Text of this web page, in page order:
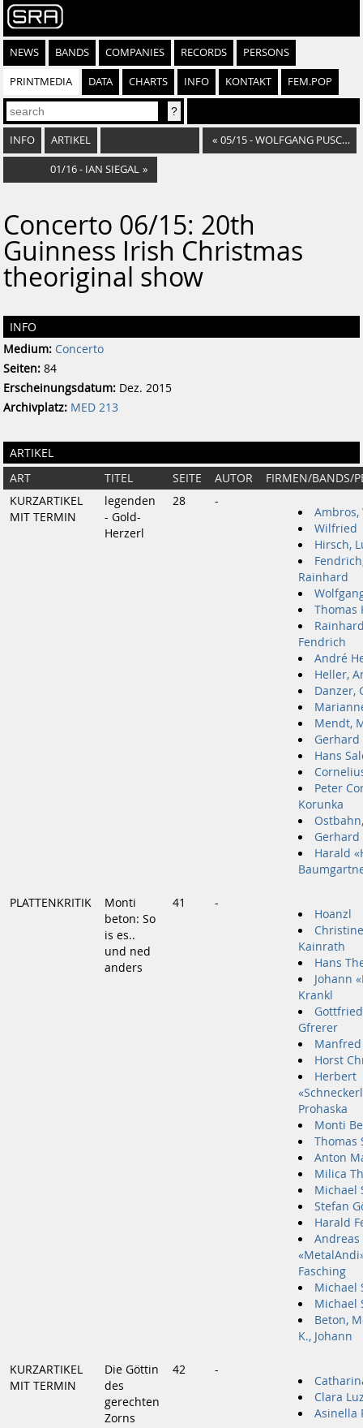
NEWS BANDS COMPANIES RECORDS PERSONS
PRINTMEDIA DATA CHARTS INFO KONTAKT FEM.POP
INFO ARTIKEL « 05/15 - WOLFGANG PUSCHNIG
01/16 - IAN SIEGAL »
Concerto 06/15: 20th
Guinness Irish Christmas
theoriginal show
INFO
Medium: Concerto
Seiten: 84
Erscheinungsdatum: Dez. 2015
Archivplatz: MED 213
ARTIKEL
ART TITEL SEITE AUTOR
FIRMEN/BANDS/
KURZARTIKEL
MIT TERMIN
legenden
- Gold-
Herzerl
28 -
Ambros,
Wilfried
Hirsch,
Rainhard
Thomas
Fendrich
André
Heller,
Danzer,
Mendt,
Hans
Peter
Korunka
Gerhard
Harald
PLATTENKRITIK
Monti
beton: So
is es..
und ned
anders
41 -
Hoanzl
Kainrath
Hans
Johann
Krankl
Gfrerer
Horst
Herbert
Prohaska
Monti
Thomas
Anton
Milica
Michael
Stefan
Harald
Andreas
Fasching
Michael
Michael
Beton,
K., Johann
KURZARTIKEL
MIT TERMIN
Die Göttin
des
gerechten
Zorns
42 -
Clara
Asinella